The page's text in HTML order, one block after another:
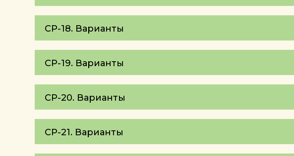
СР-18. Варианты
СР-19. Варианты
СР-20. Варианты
СР-21. Варианты